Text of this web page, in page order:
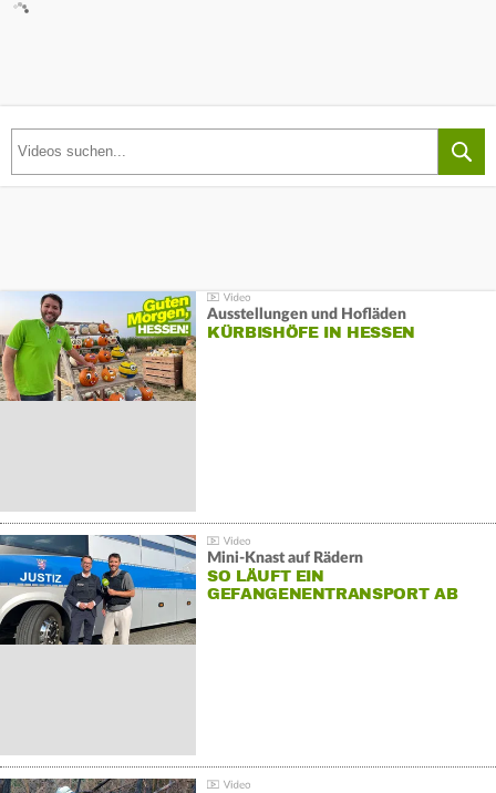
Ausstellungen und Hofläden
KÜRBISHÖFE IN HESSEN
Mini-Knast auf Rädern
SO LÄUFT EIN
GEFANGENENTRANSPORT AB